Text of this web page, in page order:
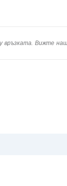
връзката. Вижте